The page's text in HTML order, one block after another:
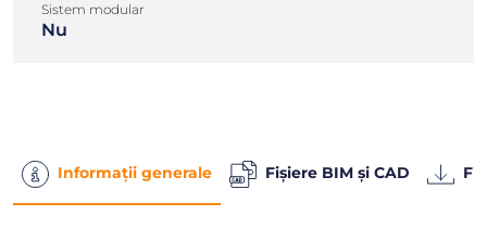
Sistem modular
Nu
Informații generale Fișiere BIM și CAD